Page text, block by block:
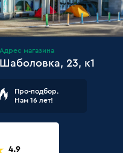
Адрес магазина
Шаболовка, 23, к1
Про-подбор.
Нам 16 лет!